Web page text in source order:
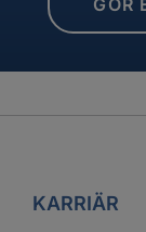
GÖR
KARRIÄR